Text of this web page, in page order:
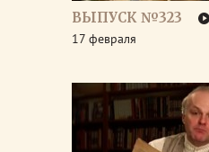
ВЫПУСК №323
17 февраля